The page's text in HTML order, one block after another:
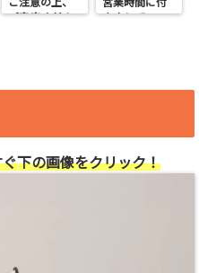
ご来店くださ
きまして
下の画像をクリック！